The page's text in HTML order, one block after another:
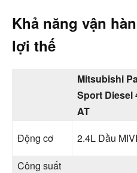
Khả năng vận
lợi thế
Mitsubishi
Sport Diesel
AT
Động cơ
2.4L Dầu
Công suất